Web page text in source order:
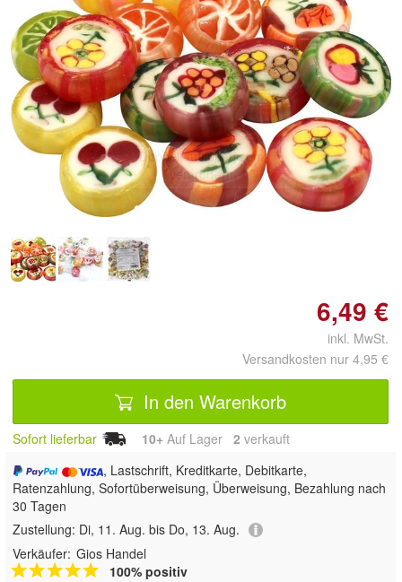
Doppelt antippen zum
vergrößern
6,49 €
inkl. MwSt.
Versandkosten nur 4,95 €
In den Warenkorb
Sofort lieferbar 10+ Auf Lager 2 verkauft
, Lastschrift, Kreditkarte, Debitkarte,
Ratenzahlung, Sofortüberweisung, Überweisung, Bezahlung nach
30 Tagen
Zustellung: Di, 11. Aug. bis Do, 13. Aug.
Verkäufer: Gios Handel
100% positiv